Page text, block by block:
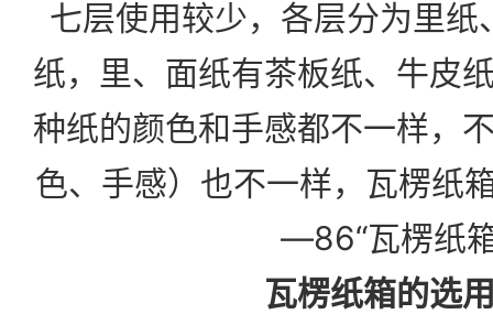
七层使用较少，各层分为里
纸，里、面纸有茶板纸、 牛皮
种纸的颜色和手感都不一样，
色、手感）也不一样，瓦楞纸
—86“瓦楞纸
瓦楞纸箱的选